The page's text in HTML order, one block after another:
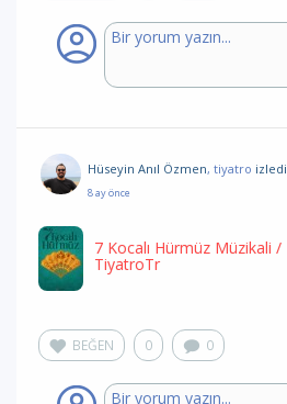
Hüseyin Anıl Özmen, tiyatro izledi
8 ay önce
7 Kocalı Hürmüz Müzikali /
TiyatroTr
BEĞEN 0 0